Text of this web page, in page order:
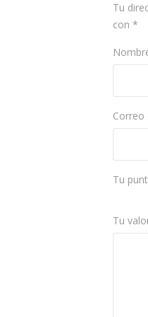
Tu
con *
Correo
Tu
Tu